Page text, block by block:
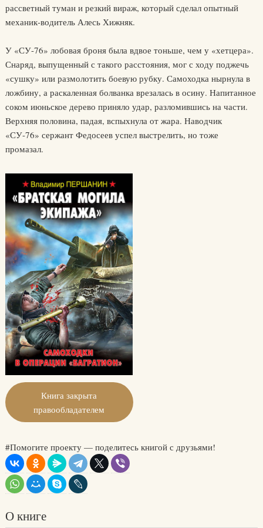
рассветный туман и резкий вираж, который сделал опытный
механик-водитель Алесь Хижняк.
У «СУ-76» лобовая броня была вдвое тоньше, чем у «хетцера».
Снаряд, выпущенный с такого расстояния, мог с ходу поджечь
«сушку» или размолотить боевую рубку. Самоходка нырнула в
ложбину, а раскаленная болванка врезалась в осину. Напитанное
соком июньское дерево приняло удар, разломившись на части.
Верхняя половина, падая, вспыхнула от жара. Наводчик
«СУ-76» сержант Федосеев успел выстрелить, но тоже
промазал.
Книга закрыта
правообладателем
#Помогите проекту — поделитесь книгой с друзьями!
О книге